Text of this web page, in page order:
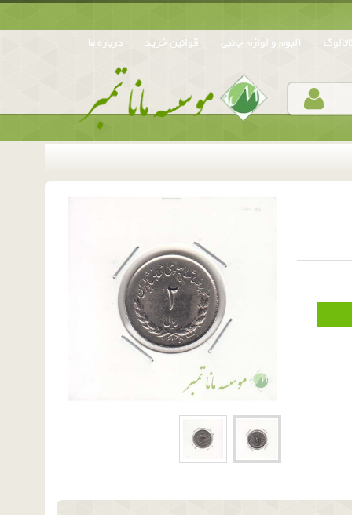
آلبوم و لوازم جانبی قوانین خرید درباره ما